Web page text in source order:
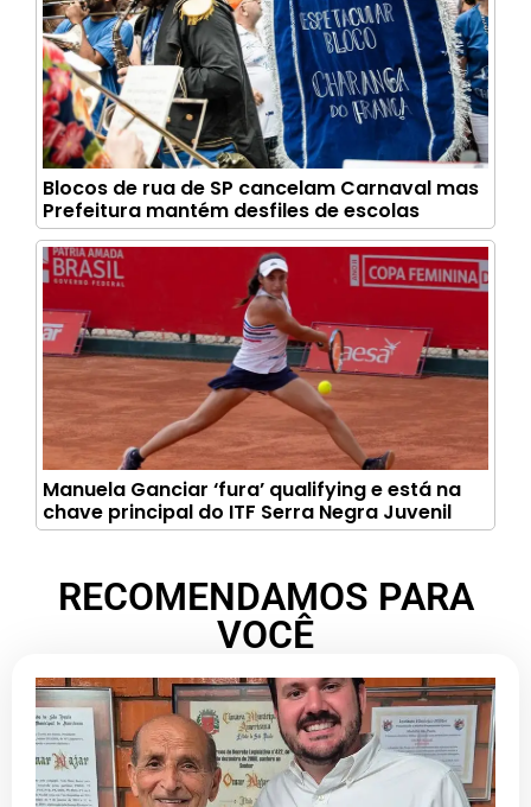
Blocos de rua de SP cancelam Carnaval mas
Prefeitura mantém desfiles de escolas
Manuela Ganciar ‘fura’ qualifying e está na
chave principal do ITF Serra Negra Juvenil
RECOMENDAMOS PARA
VOCÊ